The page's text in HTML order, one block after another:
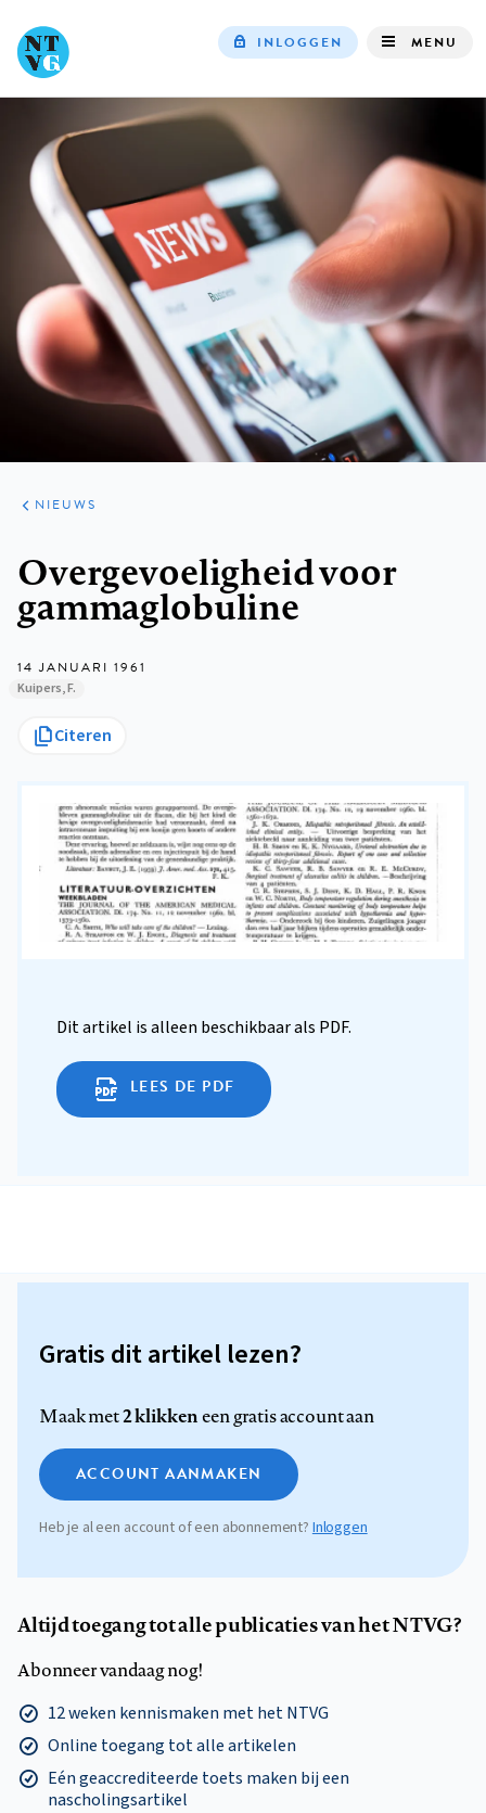
INLOGGEN MENU
ARTIKELEN
HET
KORT
NIEUWS
Overgevoeligheid voor
gammaglobuline
14 JANUARI 1961
Kuipers, F.
Citeren
Dit artikel is alleen beschikbaar als PDF.
LEES DE PDF
Gratis dit artikel lezen?
Maak met2 klikkeneen gratis account aan
ACCOUNT AANMAKEN
Heb je al een account of een abonnement? Inloggen
Altijd toegang tot alle publicaties van het NTVG?
Abonneer vandaag nog!
12 weken kennismaken met het NTVG
Online toegang tot alle artikelen
Eén geaccrediteerde toets maken bij een
nascholingsartikel